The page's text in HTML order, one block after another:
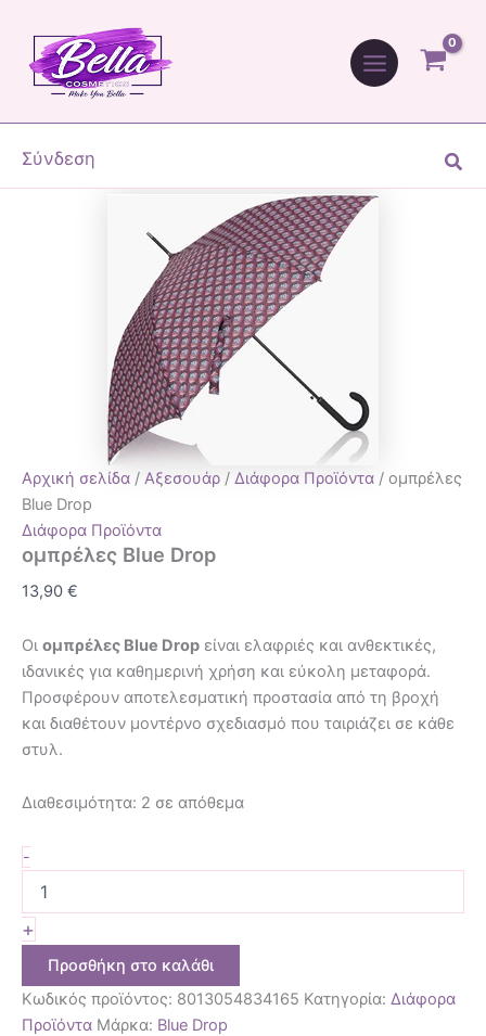
περιεχόμενο
Σύνδεση
Αρχική σελίδα / Αξεσουάρ / Διάφορα Προϊόντα / ομπρέλες
Blue Drop
Διάφορα Προϊόντα
ομπρέλες Blue Drop
13,90 €
Οι ομπρέλες Blue Drop είναι ελαφριές και ανθεκτικές,
ιδανικές για καθημερινή χρήση και εύκολη μεταφορά.
Προσφέρουν αποτελεσματική προστασία από τη βροχή
και διαθέτουν μοντέρνο σχεδιασμό που ταιριάζει σε κάθε
στυλ.
Διαθεσιμότητα: 2 σε απόθεμα
-
Drop
ποσότητα
+
Προσθήκη στο καλάθι
Κωδικός προϊόντος: 8013054834165 Κατηγορία: Διάφορα
Προϊόντα Μάρκα: Blue Drop